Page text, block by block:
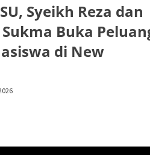
Syeikh Reza dan
Buka
di New